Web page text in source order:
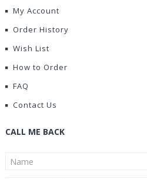
My Account
Order History
Wish List
How to Order
FAQ
Contact Us
CALL ME BACK